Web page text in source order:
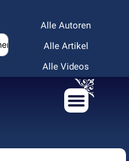
Alle Autoren
Alle Artikel
Alle Videos